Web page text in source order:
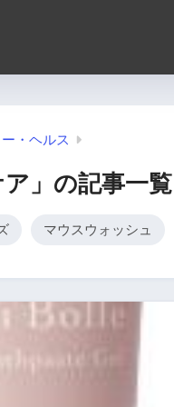
・ヘルス
ア」の記事一覧
マウスウォッシュ